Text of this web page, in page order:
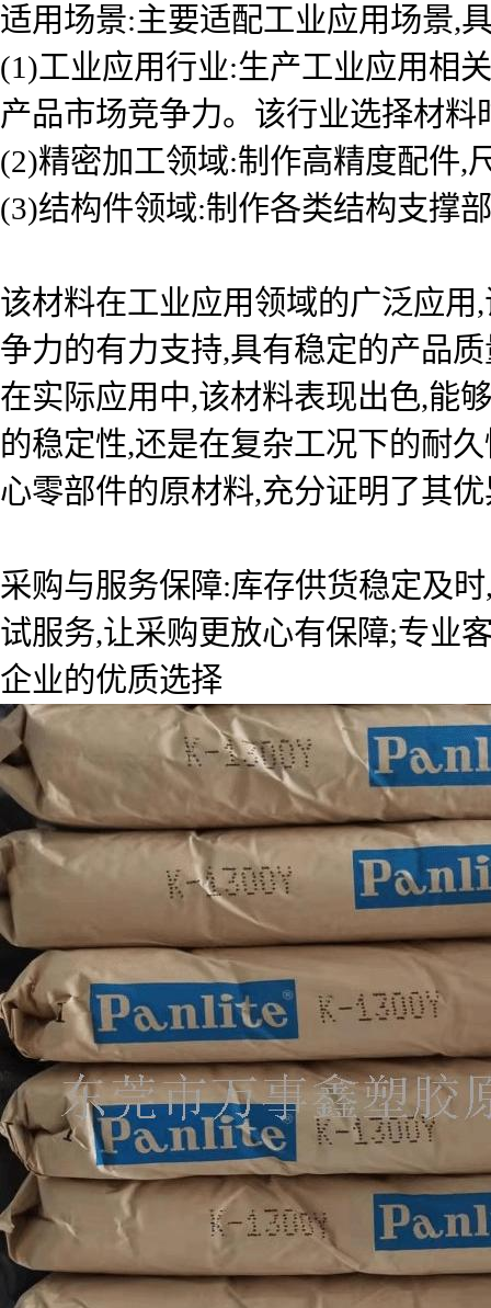
适用场景:主要适配工业应用场景,
(1)工业应用行业:生产工业应用相
产品市场竞争力。该行业选择材
(2)精密加工领域:制作高精度配件,
(3)结构件领域:制作各类结构支撑
该材料在工业应用领域的广泛应
争力的有力支持,具有稳定的产品
在实际应用中,该材料表现出色,能
的稳定性,还是在复杂工况下的耐
心零部件的原材料,充分证明了其
采购与服务保障:库存供货稳定及
试服务,让采购更放心有保障;专业
企业的优质选择